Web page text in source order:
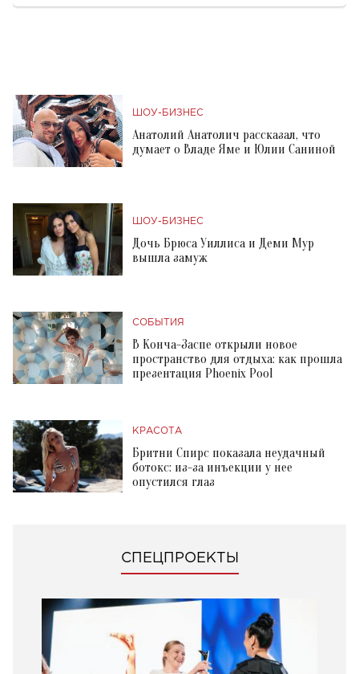
ШОУ-БИЗНЕС
Анатолий Анатолич рассказал, что
думает о Владе Яме и Юлии Саниной
ШОУ-БИЗНЕС
Дочь Брюса Уиллиса и Деми Мур
вышла замуж
СОБЫТИЯ
В Конча-Заспе открыли новое
пространство для отдыха: как прошла
презентация Phoenix Pool
КРАСОТА
Бритни Спирс показала неудачный
ботокс: из-за инъекции у нее
опустился глаз
СПЕЦПРОЕКТЫ